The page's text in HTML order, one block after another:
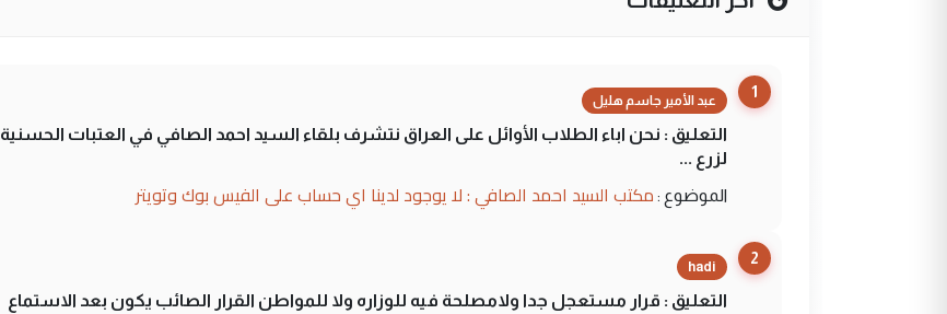
1
عبد الأمير جاسم هليل
التعليق : نحن اباء الطلاب الأوائل على العراق نتشرف بلقاء السيد احمد الصافي في العتبات الحسنية
لزرع ...
الموضوع : مكتب السيد احمد الصافي : لا يوجود لدينا اي حساب على الفيس بوك وتويتر
2
hadi
التعليق : قرار مستعجل جدا ولامصلحة فيه للوزاره ولا للمواطن القرار الصائب يكون بعد الاستماع